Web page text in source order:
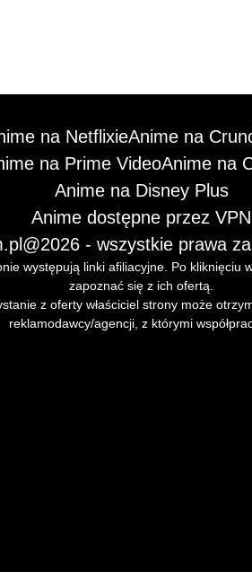
na NetflixieAnime na
na Prime VideoAnime na
Anime na Disney Plus
Anime dostępne przez VPN
@2026 - wszystkie prawa
występują linki afiliacyjne. Po kliknięciu
zapoznać się z ich ofertą.
z oferty właściciel strony może
reklamodawcy/agencji, z którymi